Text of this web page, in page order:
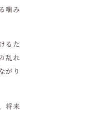
噛み
るた
乱れ
がり
将来